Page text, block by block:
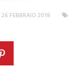
26 FEBBRAIO 2018